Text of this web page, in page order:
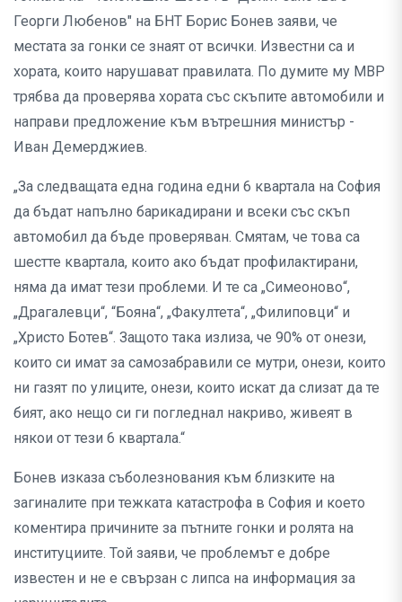
Георги Любенов" на БНТ Борис Бонев заяви, че
местата за гонки се знаят от всички. Известни са и
хората, които нарушават правилата. По думите му МВР
трябва да проверява хората със скъпите автомобили и
направи предложение към вътрешния министър -
Иван Демерджиев.
„За следващата една година едни 6 квартала на София
да бъдат напълно барикадирани и всеки със скъп
автомобил да бъде проверяван. Смятам, че това са
шестте квартала, които ако бъдат профилактирани,
няма да имат тези проблеми. И те са „Симеоново“,
„Драгалевци“, “Бояна“, „Факултета“, „Филиповци“ и
„Христо Ботев“. Защото така излиза, че 90% от онези,
които си имат за самозабравили се мутри, онези, които
ни газят по улиците, онези, които искат да слизат да те
бият, ако нещо си ги погледнал накриво, живеят в
някои от тези 6 квартала.“
Бонев изказа съболезнования към близките на
загиналите при тежката катастрофа в София и което
коментира причините за пътните гонки и ролята на
институциите. Той заяви, че проблемът е добре
известен и не е свързан с липса на информация за